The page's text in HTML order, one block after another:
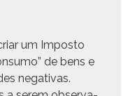
um Impos­to
de bens e
neg­a­ti­vas.